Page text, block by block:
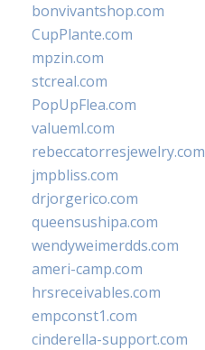
bonvivantshop.com
CupPlante.com
mpzin.com
stcreal.com
PopUpFlea.com
valueml.com
rebeccatorresjewelry.com
jmpbliss.com
drjorgerico.com
queensushipa.com
wendyweimerdds.com
ameri-camp.com
hrsreceivables.com
empconst1.com
cinderella-support.com